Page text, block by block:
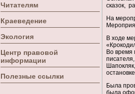
Читателям
Краеведение
Экология
Центр правовой
информации
Полезные ссылки
сказок,
На
В ходе
Во время
Была
была